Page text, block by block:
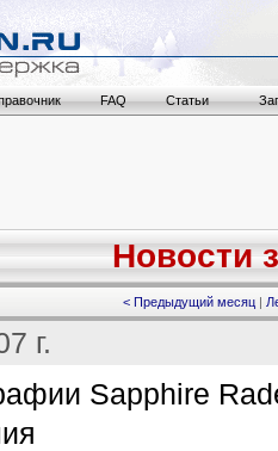
FAQ Статьи
Новости
< Предыдущий месяц |
г.
Sapphire